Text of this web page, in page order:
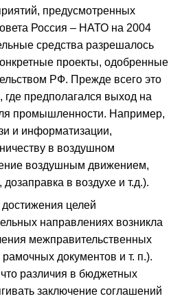
предусмотренных
Россия – НАТО на 2004
средства разрешалось
проекты, одобренные
РФ. Прежде всего это
где предполагался выход на
промышленности. Например,
и информатизации,
в воздушном
воздушным движением,
в воздухе и т.д.).
целей
направлениях возникла
межправительственных
документов и т. п.).
различия в бюджетных
заключение соглашений